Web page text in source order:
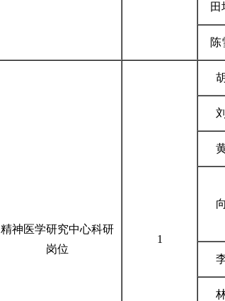
田
陈
精神医学研究中心科研
岗位
1